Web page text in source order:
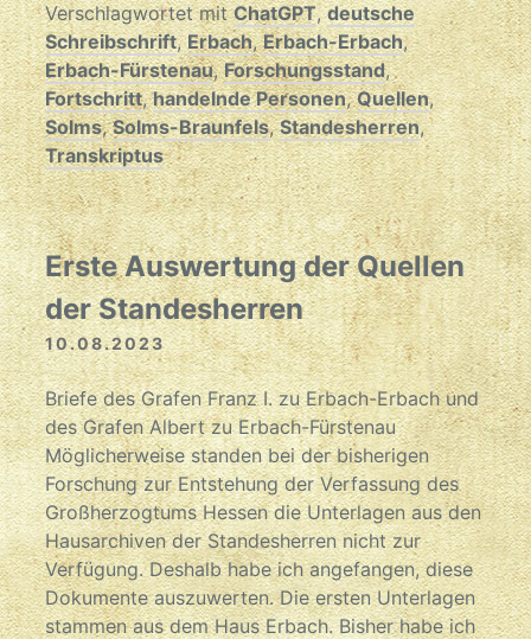
Verschlagwortet mitChatGPT,deutsche
Schreibschrift,Erbach,Erbach-Erbach,
Erbach-Fürstenau,Forschungsstand,
Fortschritt,handelnde Personen,Quellen,
Solms,Solms-Braunfels,Standesherren,
Transkriptus
Erste Auswertung der Quellen
der Standesherren
10.08.2023
Briefe des Grafen Franz I. zu Erbach-Erbach und
des Grafen Albert zu Erbach-Fürstenau
Möglicherweise standen bei der bisherigen
Forschung zur Entstehung der Verfassung des
Großherzogtums Hessen die Unterlagen aus den
Hausarchiven der Standesherren nicht zur
Verfügung. Deshalb habe ich angefangen, diese
Dokumente auszuwerten. Die ersten Unterlagen
stammen aus dem Haus Erbach. Bisher habe ich